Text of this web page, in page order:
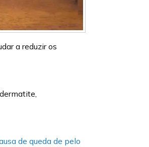
a reduzir os
de queda de pelo